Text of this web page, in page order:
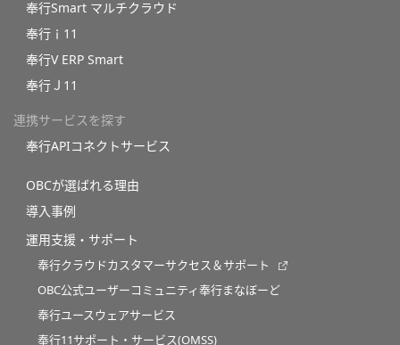
奉行Smart マルチクラウド
奉行ｉ11
奉行V ERP Smart
奉行Ｊ11
連携サービスを探す
奉行APIコネクトサービス
OBCが選ばれる理由
導入事例
運用支援・サポート
奉行クラウドカスタマーサクセス＆サポート
OBC公式ユーザーコミュニティ奉行まなぼーど
奉行ユースウェアサービス
奉行11サポート・サービス(OMSS)